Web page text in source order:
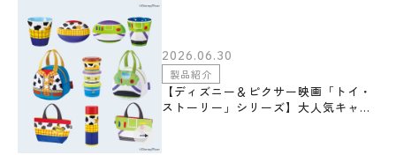
2026.06.30
製品紹介
【ディズニー＆ピクサー映画「トイ・
ストーリー」シリーズ】大人気キャラ